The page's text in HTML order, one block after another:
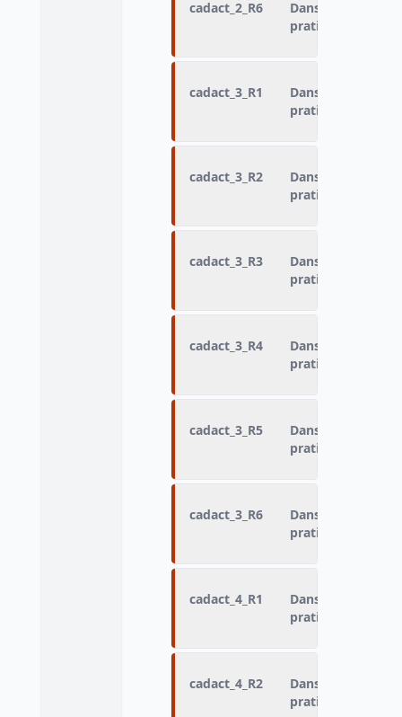
cadact_2_R6
Dans quel cadre
pratiqué : Activité
cadact_3_R1
Dans quel cadre
pratiqué : Activité
cadact_3_R2
Dans quel cadre
pratiqué : Activité
cadact_3_R3
Dans quel cadre
pratiqué : Activité
cadact_3_R4
Dans quel cadre
pratiqué : Activité
cadact_3_R5
Dans quel cadre
pratiqué : Activité
cadact_3_R6
Dans quel cadre
pratiqué : Activité
cadact_4_R1
Dans quel cadre
pratiqué : Activité
cadact_4_R2
Dans quel cadre
pratiqué : Activité